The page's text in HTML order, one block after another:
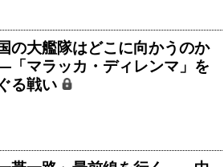
の大艦隊はどこに向かうのか
マラッカ・ディレンマ」を
る戦い